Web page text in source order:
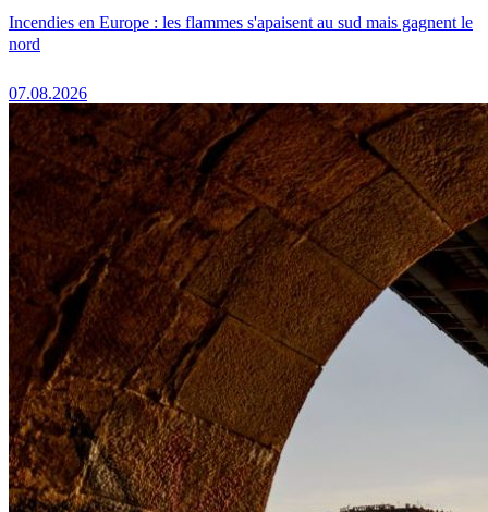
Incendies en Europe : les flammes s'apaisent au sud mais gagnent le
nord
07.08.2026